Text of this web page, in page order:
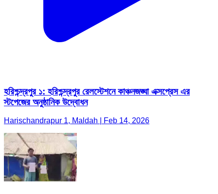
হরিশ্চন্দ্রপুর ১: হরিশ্চন্দ্রপুর রেলস্টেশনে কাঞ্চনজঙ্ঘা এক্সপ্রেস এর
স্টপেজের অনুষ্ঠানিক উদ্বোধন
Harischandrapur 1, Maldah | Feb 14, 2026